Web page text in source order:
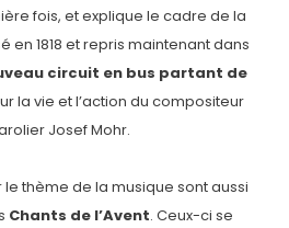
fois, et explique le cadre de la
1818 et repris maintenant dans
circuit en bus partant de
la vie et l’action du compositeur
Josef Mohr.
le thème de la musique sont aussi
Chants de l’Avent. Ceux-ci se